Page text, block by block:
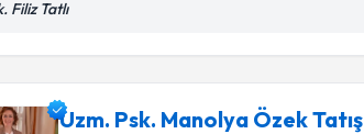
Filiz Tatlı
Uzm. Psk. Manolya Özek Tatış